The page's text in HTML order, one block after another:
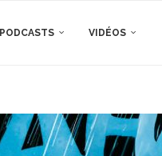
PODCASTS VIDÉOS